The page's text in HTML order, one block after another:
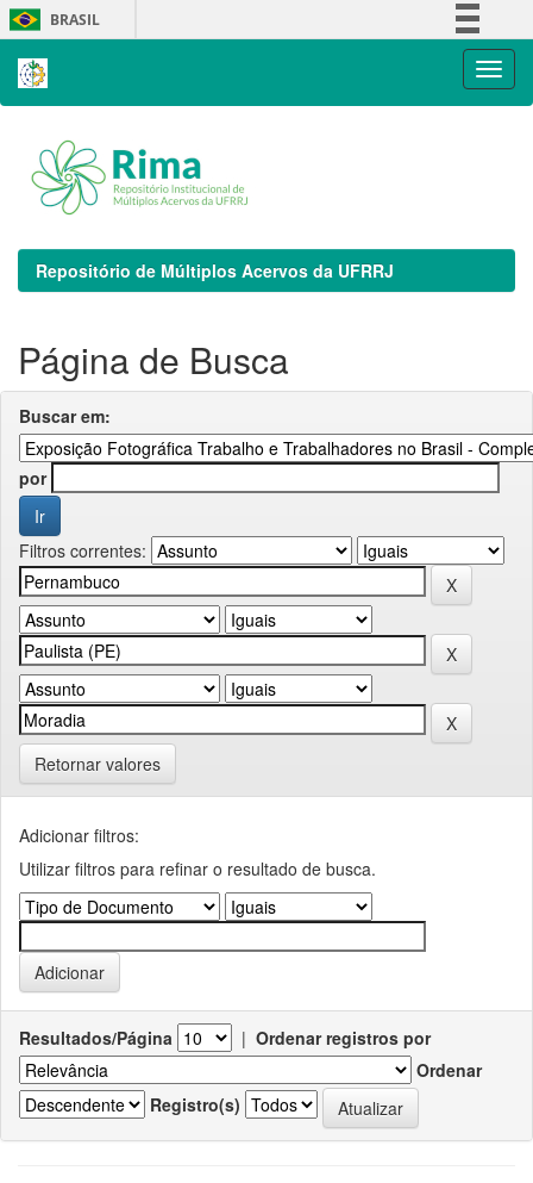
Skip
navigation
BRASIL
Repositório de Múltiplos Acervos da UFRRJ
Página de Busca
Buscar em:
por
Filtros correntes:
Retornar valores
Adicionar filtros:
Utilizar filtros para refinar o resultado de busca.
Resultados/Página | Ordenar registros por
Ordenar
Registro(s)